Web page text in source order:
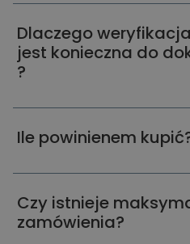
Dlaczego
jest konieczna do
?
Ile powinienem
Czy istnieje
zamówienia?